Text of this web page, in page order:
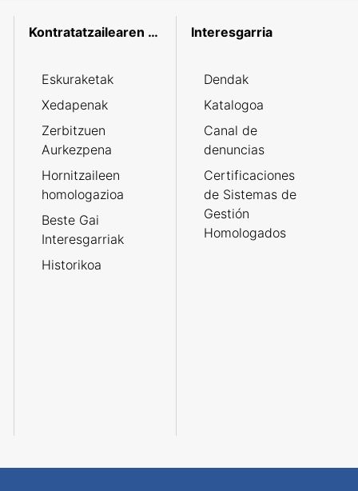
Kontratatzailearen profila
Eskuraketak
Xedapenak
Zerbitzuen
Aurkezpena
Hornitzaileen
homologazioa
Beste Gai
Interesgarriak
Historikoa
Interesgarria
Dendak
Katalogoa
Canal de
denuncias
Certificaciones
de Sistemas de
Gestión
Homologados